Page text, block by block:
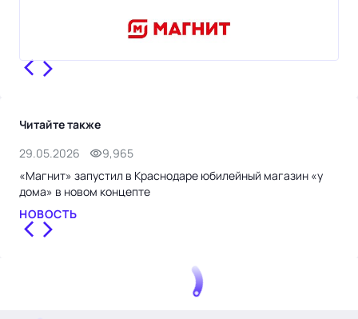
Читайте также
29.05.2026
9,965
«Магнит» запустил в Краснодаре юбилейный магазин «у
дома» в новом концепте
НОВОСТЬ